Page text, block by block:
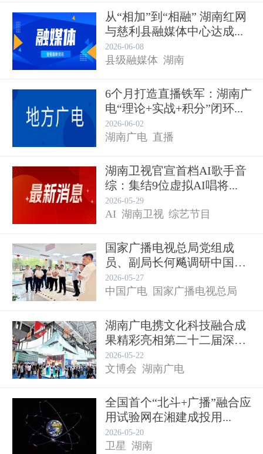
从“相加”到“相融” 湖南红网
与慈利县融媒体中心达成...
2026-06-08
县级融媒体 湖南
6个月打造直播铁军：湖南广
电“理论+实战+积分”闭环...
2026-06-02
湖南广电 直播
湖南卫视官宣首档AI歌手音
综：集结9位虚拟AI唱将...
2026-05-29
AI 湖南卫视 综艺节目
国家广播电视总局党组成
员、副局长何飚调研中国广
电湖南...
2026-05-27
中国广电 国家广播电视总局
湖南
湖南广电携文化科技融合成
果精彩亮相第二十二届深圳
文博...
2026-05-22
文博会 湖南广电
全国首个“北斗+广播”融合应
用试验网在湘建成投用...
2026-05-20
卫星 湖南